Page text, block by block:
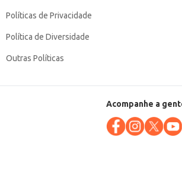
Políticas de Privacidade
Política de Diversidade
Outras Políticas
Acompanhe a